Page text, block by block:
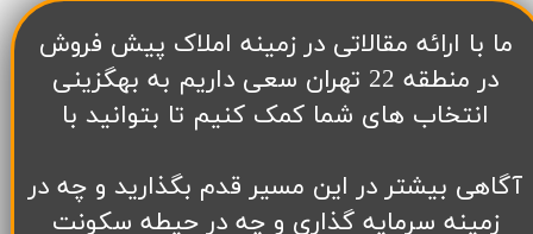
​ما با ارائه مقالاتی در زمینه املاک پیش فروش
در منطقه 22 تهران سعی داریم به بهگزینی
انتخاب های شما کمک کنیم تا بتوانید با
آگاهی بیشتر در این مسیر قدم بگذارید و چه در
زمینه سرمایه گذاری و چه در حیطه سکونت